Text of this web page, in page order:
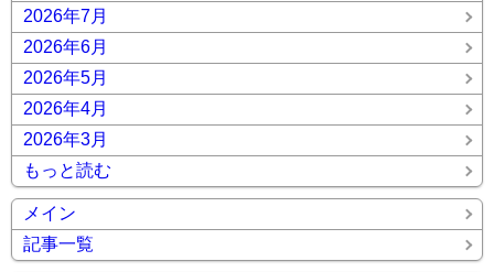
2026年7月
2026年6月
2026年5月
2026年4月
2026年3月
もっと読む
メイン
記事一覧